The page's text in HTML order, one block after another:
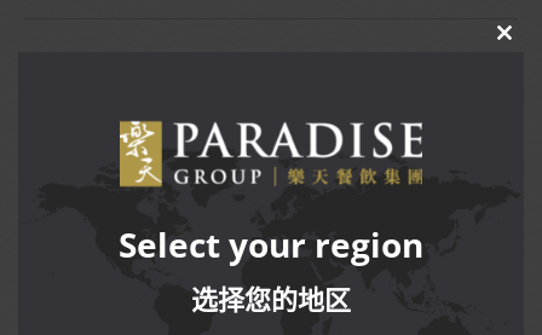
预购与领取只限在潮樂轩餐厅。
领取期从2026年2月2日至2026年3月3日, 农历新年除夕
(2026年2月16日)，只限早上 11点30分至下午3点之间领取,
食物 (除了鲍鱼捞生) 在领取时处于冷冻状态，需翻热才可以
享用此促销的同时不可享用其它折扣、促销、礼券或会员优
Select your region
选择您的地区